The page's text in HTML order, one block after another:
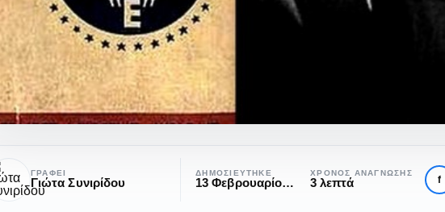
ΓΡΆΦΕΙ
Γιώτα Συνιρίδου
ΔΗΜΟΣΙΕΎΤΗΚΕ
13 Φεβρουαρίου, 2017
ΧΡΌΝΟΣ ΑΝΆΓΝΩΣΗΣ
3 λεπτά f